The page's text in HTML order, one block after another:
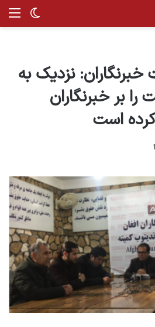
تغییر
نزدیک به
بر خبرنگاران
است